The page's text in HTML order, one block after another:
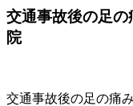
交通事故後の足
院
交通事故後の足の痛